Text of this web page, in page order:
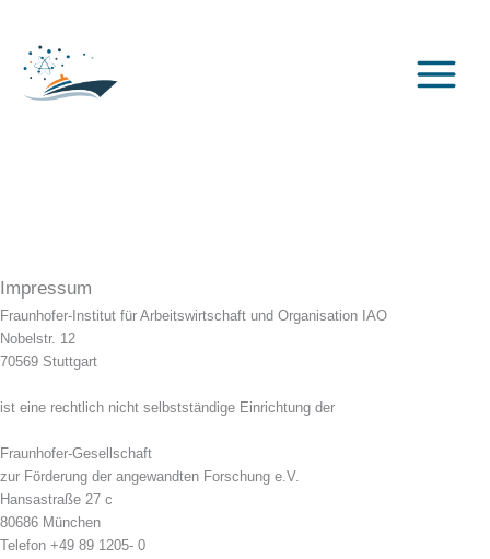
Inhalt
springen
Impressum
Fraunhofer-Institut für Arbeitswirtschaft und Organisation IAO
Nobelstr. 12
70569 Stuttgart
ist eine rechtlich nicht selbstständige Einrichtung der
Fraunhofer-Gesellschaft
zur Förderung der angewandten Forschung e.V.
Hansastraße 27 c
80686 München
Telefon +49 89 1205- 0